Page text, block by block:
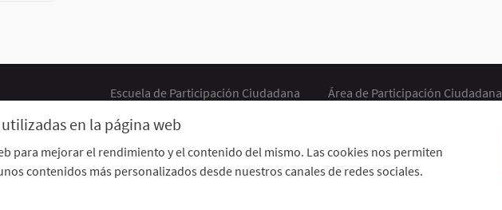
en la página web
para mejorar el rendimiento y el contenido del mismo. Las cookies nos permiten
contenidos más personalizados desde nuestros canales de redes sociales.
Escuela de Participación Ciudadana
Área de Participación Ciudadana
Descargar ficheros de datos abiertos
software libre
.